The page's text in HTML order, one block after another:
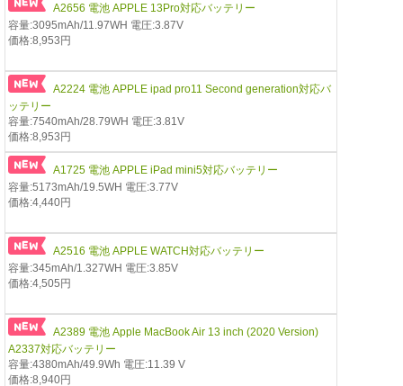
A2656 電池 APPLE 13Pro対応バッテリー
容量:3095mAh/11.97WH 電圧:3.87V
価格:8,953円
A2224 電池 APPLE ipad pro11 Second generation対応バ
ッテリー
容量:7540mAh/28.79WH 電圧:3.81V
価格:8,953円
A1725 電池 APPLE iPad mini5対応バッテリー
容量:5173mAh/19.5WH 電圧:3.77V
価格:4,440円
A2516 電池 APPLE WATCH対応バッテリー
容量:345mAh/1.327WH 電圧:3.85V
価格:4,505円
A2389 電池 Apple MacBook Air 13 inch (2020 Version)
A2337対応バッテリー
容量:4380mAh/49.9Wh 電圧:11.39 V
価格:8,940円